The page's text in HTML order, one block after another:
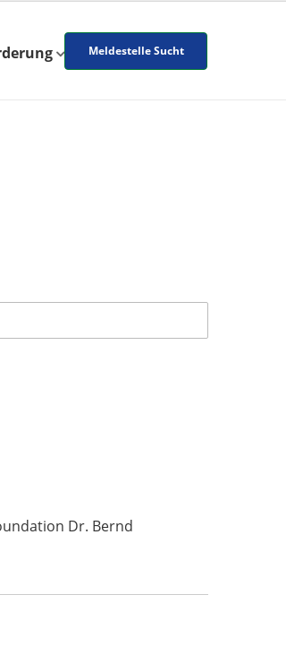
Meldestelle Sucht
Dr. Bernd